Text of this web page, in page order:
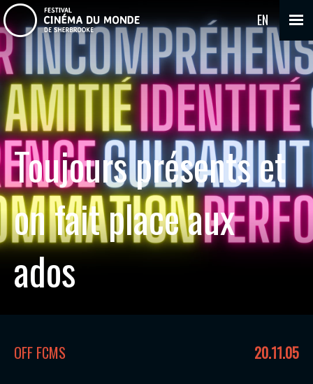
EN
Toujours présents et
on fait place aux
ados
OFF FCMS 20.11.05